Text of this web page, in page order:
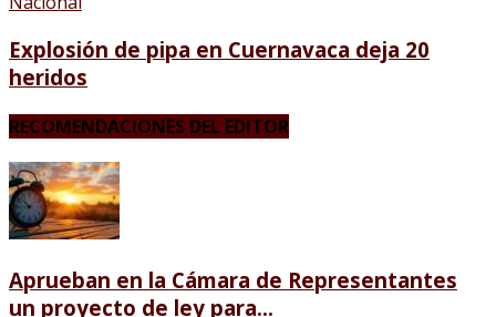
Explosión de pipa en Cuernavaca deja 20
heridos
RECOMENDACIONES DEL EDITOR
Aprueban en la Cámara de Representantes
un proyecto de ley para...